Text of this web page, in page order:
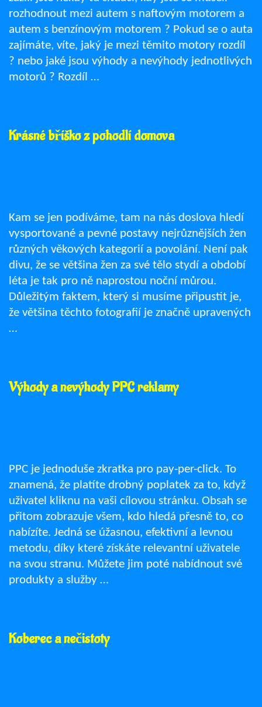
rozhodnout mezi autem s naftovým motorem a
autem s benzínovým motorem ? Pokud se o auta
zajímáte, víte, jaký je mezi těmito motory rozdíl
? nebo jaké jsou výhody a nevýhody jednotlivých
motorů ? Rozdíl …
Krásné bříško z pohodlí domova
Kam se jen podíváme, tam na nás doslova hledí
vysportované a pevné postavy nejrůznějších žen
různých věkových kategorií a povolání. Není pak
divu, že se většina žen za své tělo stydí a období
léta je tak pro ně naprostou noční můrou.
Důležitým faktem, který si musíme připustit je,
že většina těchto fotografií je značně upravených
…
Výhody a nevýhody PPC reklamy
PPC je jednoduše zkratka pro pay-per-click. To
znamená, že platíte drobný poplatek za to, když
uživatel kliknu na vaši cílovou stránku. Obsah se
přitom zobrazuje všem, kdo hledá přesně to, co
nabízíte. Jedná se úžasnou, efektivní a levnou
metodu, díky které získáte relevantní uživatele
na svou stranu. Můžete jim poté nabídnout své
produkty a služby …
Koberec a nečistoty